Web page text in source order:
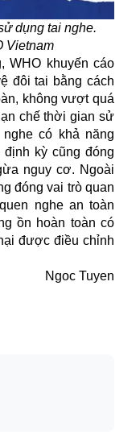
dụng tai nghe.
Vietnam
WHO khuyến cáo
đôi tai bằng cách
không vượt quá
chế thời gian sử
có khả năng
kỳ cũng đóng
nguy cơ. Ngoài
đóng vai trò quan
nghe an toàn
ồn hoàn toàn có
được điều chỉnh
Ngoc Tuyen